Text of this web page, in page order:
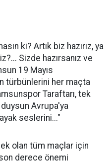
ki? Artık biz hazırız, ya
Sizde hazırsanız ve
19 Mayıs
türbünlerini her maçta
Taraftarı, tek
Avrupa'ya
seslerini..."
olan tüm maçlar için
derece önemi